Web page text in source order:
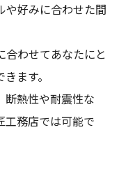
や好みに合わせた間
わせてあなたにと
ます。
断熱性や耐震性な
工務店では可能で